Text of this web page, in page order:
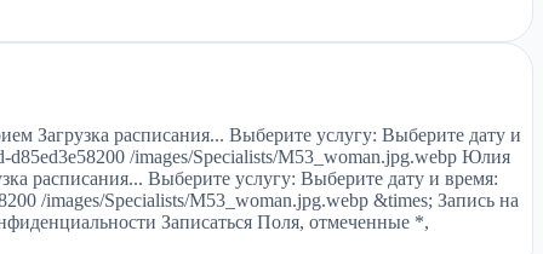
Загрузка расписания... Выберите услугу: Выберите дату и
/images/Specialists/M53_woman.jpg.webp Юлия
расписания... Выберите услугу: Выберите дату и время:
/images/Specialists/M53_woman.jpg.webp &times; Запись на
Записаться Поля, отмеченные *,